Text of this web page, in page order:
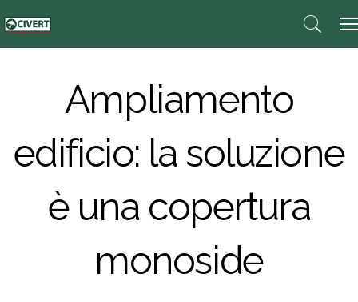
Ampliamento
edificio: la soluzione
è una copertura
monoside